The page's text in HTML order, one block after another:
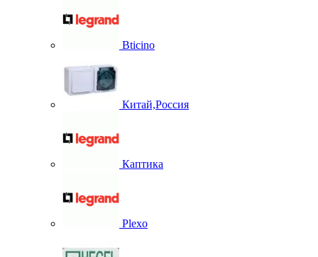
Bticino
Китай,Россия
Каптика
Plexo